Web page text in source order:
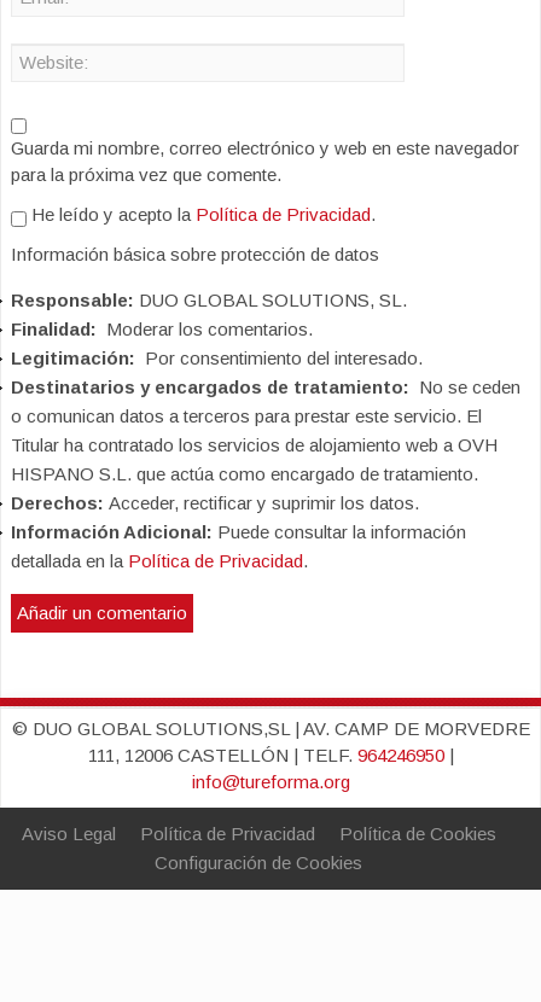
Guarda mi nombre, correo electrónico y web en este navegador
para la próxima vez que comente.
He leído y acepto la Política de Privacidad.
Información básica sobre protección de datos
Responsable: DUO GLOBAL SOLUTIONS, SL.
Finalidad: Moderar los comentarios.
Legitimación: Por consentimiento del interesado.
Destinatarios y encargados de tratamiento: No se ceden
o comunican datos a terceros para prestar este servicio. El
Titular ha contratado los servicios de alojamiento web a OVH
HISPANO S.L. que actúa como encargado de tratamiento.
Derechos: Acceder, rectificar y suprimir los datos.
Información Adicional: Puede consultar la información
detallada en la Política de Privacidad.
© DUO GLOBAL SOLUTIONS,SL | AV. CAMP DE MORVEDRE
111, 12006 CASTELLÓN | TELF. 964246950|
info@tureforma.org
Aviso Legal Política de Privacidad
Política de Cookies
Configuración de Cookies